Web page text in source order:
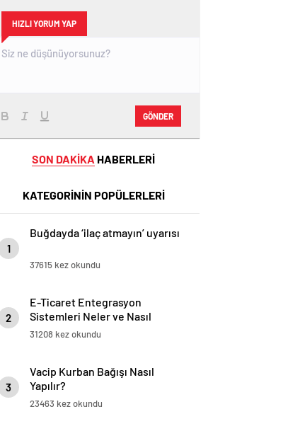
HIZLI YORUM YAP
GÖNDER
SON DAKİKA HABERLERİ
KATEGORİNİN POPÜLERLERİ
1
Buğdayda ‘ilaç atmayın’ uyarısı
37615 kez okundu
2
E-Ticaret Entegrasyon
Sistemleri Neler ve Nasıl
Yapılır?
31208 kez okundu
3
Vacip Kurban Bağışı Nasıl
Yapılır?
23463 kez okundu